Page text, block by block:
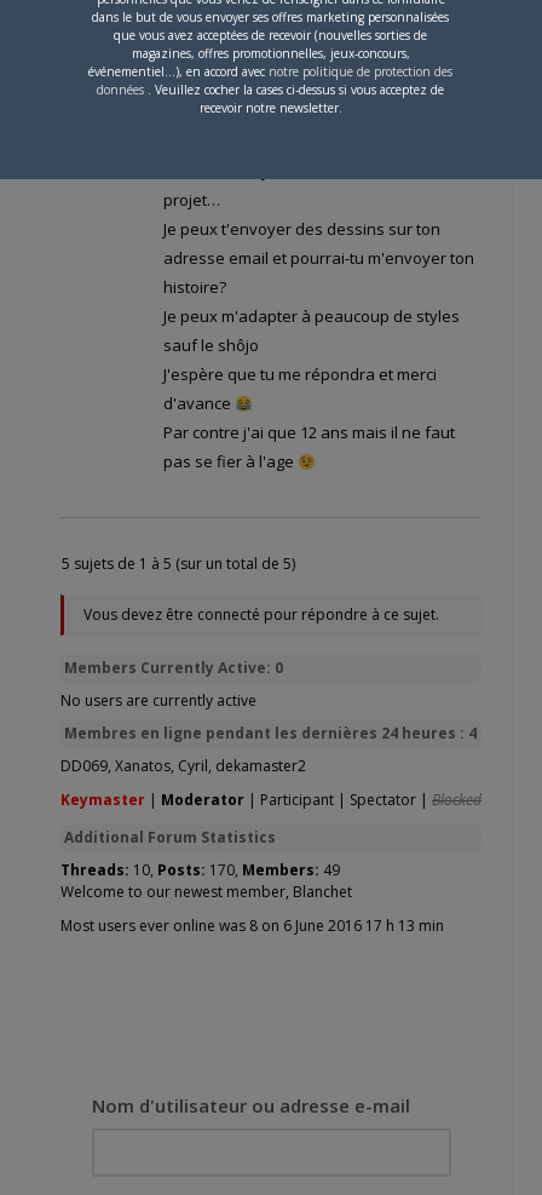
voulez plus d'infos contactez moi à.
cordialement et bonne journée !
projet…
Je peux t'envoyer des dessins sur ton
adresse email et pourrai-tu m'envoyer ton
histoire?
Je peux m'adapter à peaucoup de styles
sauf le shôjo
J'espère que tu me répondra et merci
d'avance
Par contre j'ai que 12 ans mais il ne faut
pas se fier à l'age
5 sujets de 1 à 5 (sur un total de 5)
Vous devez être connecté pour répondre à ce sujet.
Members Currently Active: 0
No users are currently active
Membres en ligne pendant les dernières 24 heures : 4
DD069, Xanatos, Cyril, dekamaster2
Keymaster
Moderator Participant Spectator
Blocked
Additional Forum Statistics
Threads: 10, Posts: 170, Members: 49
Welcome to our newest member, Blanchet
Most users ever online was 8 on 6 June 2016 17 h 13 min
Nom d'utilisateur ou adresse e-mail
dans le but de vous envoyer ses offres marketing personnalisées
que vous avez acceptées de recevoir (nouvelles sorties de
magazines, offres promotionnelles, jeux-concours,
événementiel...), en accord avec notre politique de protection des
données . Veuillez cocher la cases ci-dessus si vous acceptez de
recevoir notre newsletter.